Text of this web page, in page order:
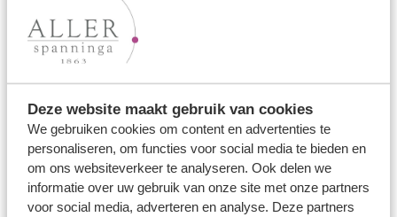
Deze website maakt gebruik van cookies
We gebruiken cookies om content en advertenties te
personaliseren, om functies voor social media te bieden en
om ons websiteverkeer te analyseren. Ook delen we
informatie over uw gebruik van onze site met onze partners
voor social media, adverteren en analyse. Deze partners
Ons aanbod
Trouwringen
Memoireringen
Verlovingsringen
Vriendschapsringen
Over ons
Aller Spanninga